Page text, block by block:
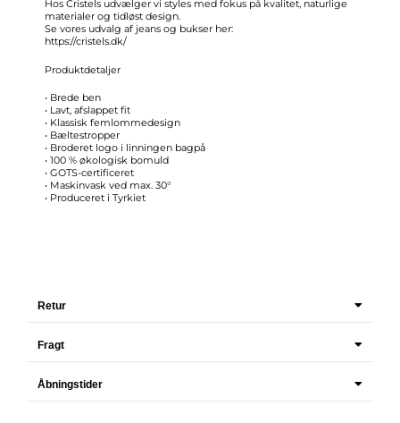
Hos Cristels udvælger vi styles med fokus på kvalitet, naturlige
materialer og tidløst design.
Se vores udvalg af jeans og bukser her:
https://cristels.dk/
Produktdetaljer
• Brede ben
• Lavt, afslappet fit
• Klassisk femlommedesign
• Bæltestropper
• Broderet logo i linningen bagpå
• 100 % økologisk bomuld
• GOTS-certificeret
• Maskinvask ved max. 30°
• Produceret i Tyrkiet
Retur
Fragt
Åbningstider